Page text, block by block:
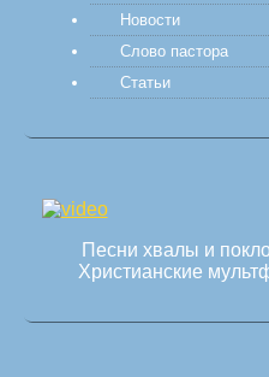
Новости
Слово пастора
Статьи
Песни хвалы и
Христианские